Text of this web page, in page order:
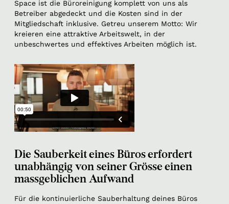
Space ist die Büroreinigung komplett von uns als
Betreiber abgedeckt und die Kosten sind in der
Mitgliedschaft inklusive. Getreu unserem Motto: Wir
kreieren eine attraktive Arbeitswelt, in der
unbeschwertes und effektives Arbeiten möglich ist.
Die Sauberkeit eines Büros erfordert
unabhängig von seiner Grösse einen
massgeblichen Aufwand
Für die kontinuierliche Sauberhaltung deines Büros